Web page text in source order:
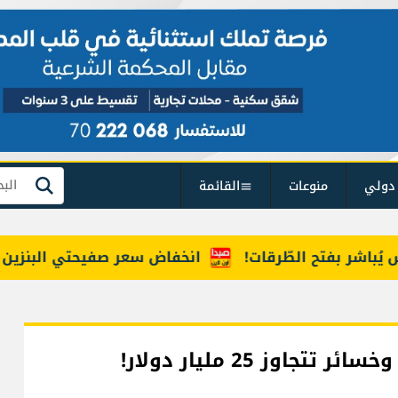
منوعات القائمة بحث
انخفاض سعر صفيحتي البنزين 7 آلاف ليرة وارتفاع المازوت 10 آلاف ليرة واستقرار سعر قارورة الغاز بفتح الطّرقات!
25 مليار دولار!